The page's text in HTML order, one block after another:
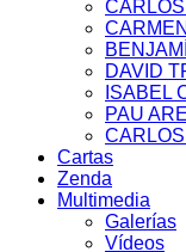
DAVID
ISABEL
PAU
Cartas
Zenda
Multimedia
Galerías
Vídeos